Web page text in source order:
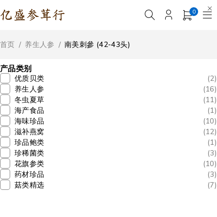
0
首页 / 养生人参 / 南美刺參 (42-43头)
产品类别
优质贝类
(2)
养生人参
(16)
冬虫夏草
(11)
海产食品
(1)
海味珍品
(10)
滋补燕窝
(12)
珍品鲍类
(1)
珍稀菌类
(3)
花旗参类
(10)
药材珍品
(3)
菇类精选
(7)